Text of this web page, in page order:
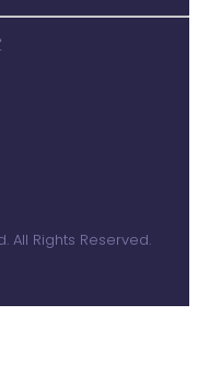
All Rights Reserved.